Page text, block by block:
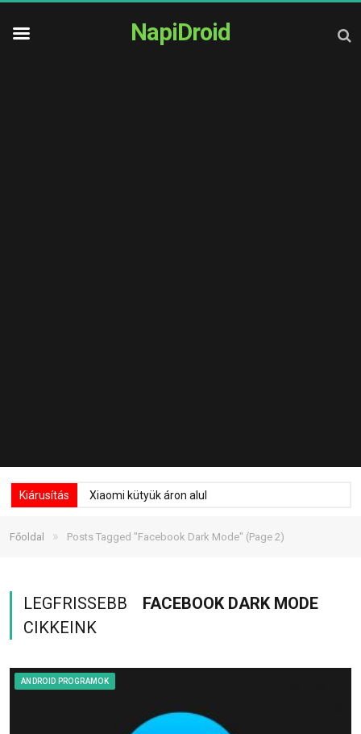
NapiDroid
Kiárusítás Xiaomi kütyük áron alul
Főoldal » Posts Tagged "Facebook Dark Mode" (Page 2)
LEGFRISSEBB
FACEBOOK DARK MODE
CIKKEINK
ANDROID PROGRAMOK